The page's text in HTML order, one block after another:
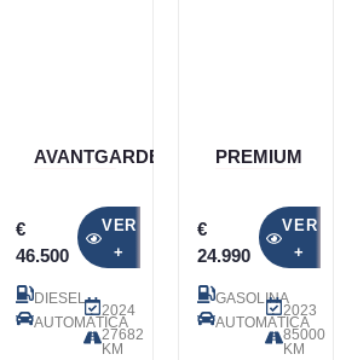
AVANTGARDE
€
46.500
VER
+
DIESEL
AUTOMÁTICA
2024
27682
KM
PREMIUM
€
24.990
VER
+
GASOLINA
AUTOMÁTICA
2023
85000
KM